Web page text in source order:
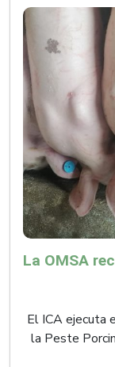
El ICA ejecuta
la Peste